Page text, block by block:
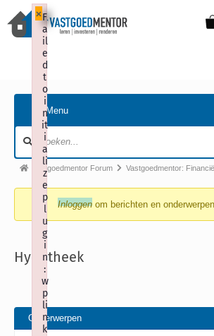
Menu
Vastgoedmentor Forum Vastgoedmentor:
Inloggenom berichten en
Hypotheek
Onderwerpen
F
a
il
e
d
t
o
i
n
it
i
a
li
z
e
p
l
u
g
i
n
:
w
p
li
n
k
×